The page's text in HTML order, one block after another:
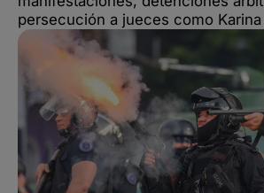
persecución a jueces como